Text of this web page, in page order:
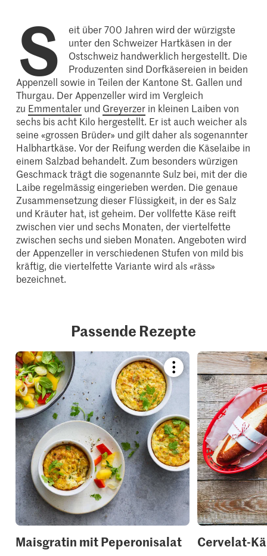
S
eit über 700 Jahren wird der würzigste
unter den Schweizer Hartkäsen in der
Ostschweiz handwerklich hergestellt. Die
Produzenten sind Dorfkäsereien in beiden
Appenzell sowie in Teilen der Kantone St. Gallen und
Thurgau. Der Appenzeller wird im Vergleich
zu Emmentaler und Greyerzer in kleinen Laiben von
sechs bis acht Kilo hergestellt. Er ist auch weicher als
seine «grossen Brüder» und gilt daher als sogenannter
Halbhartkäse. Vor der Reifung werden die Käselaibe in
einem Salzbad behandelt. Zum besonders würzigen
Geschmack trägt die sogenannte Sulz bei, mit der die
Laibe regelmässig eingerieben werden. Die genaue
Zusammensetzung dieser Flüssigkeit, in der es Salz
und Kräuter hat, ist geheim. Der vollfette Käse reift
zwischen vier und sechs Monaten, der viertelfette
zwischen sechs und sieben Monaten. Angeboten wird
der Appenzeller in verschiedenen Stufen von mild bis
kräftig, die viertelfette Variante wird als «räss»
bezeichnet.
Passende Rezepte
Bookmark
recipe
to
your
collections.
Maisgratin mit Peperonisalat Cervelat-